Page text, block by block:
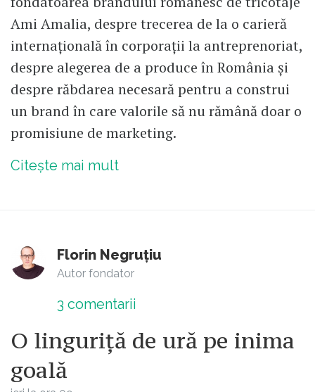
Ami Amalia, despre trecerea de la o carieră
internațională în corporații la antreprenoriat,
despre alegerea de a produce în România și
despre răbdarea necesară pentru a construi
un brand în care valorile să nu rămână doar o
promisiune de marketing.
Citește mai mult
Florin Negruțiu
Autor fondator
3 comentarii
O linguriță de ură pe inima
goală